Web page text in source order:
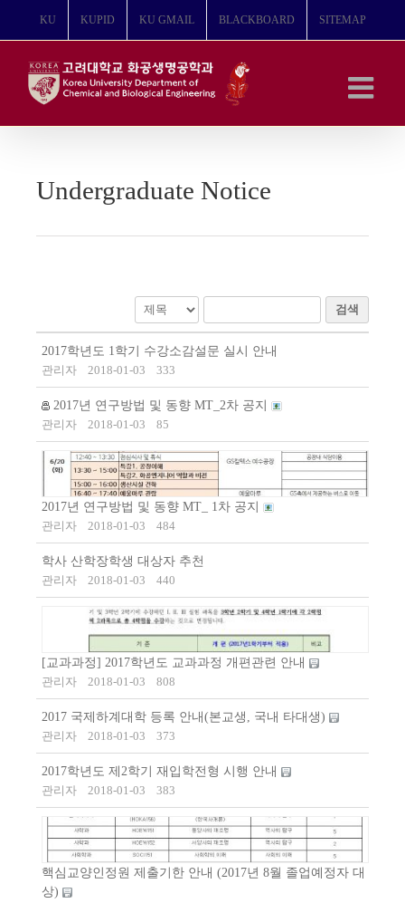
뛰
KU KUPID KU GMAIL BLACKBOARD SITEMAP
Undergraduate Notice
검색
2017학년도 1학기 수강소감설문 실시 안내
관리자
2018-01-03 333
2017년 연구방법 및 동향 MT_2차 공지
관리자
2018-01-03 85
2017년 연구방법 및 동향 MT_ 1차 공지
관리자
2018-01-03 484
학사 산학장학생 대상자 추천
관리자
2018-01-03 440
[교과과정] 2017학년도 교과과정 개편관련 안내
관리자
2018-01-03 808
2017 국제하계대학 등록 안내(본교생, 국내 타대생)
관리자
2018-01-03 373
2017학년도 제2학기 재입학전형 시행 안내
관리자
2018-01-03 383
핵심교양인정원 제출기한 안내 (2017년 8월 졸업예정자 대
상)